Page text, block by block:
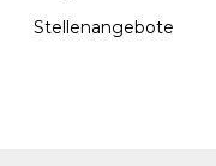
Stellenangebote